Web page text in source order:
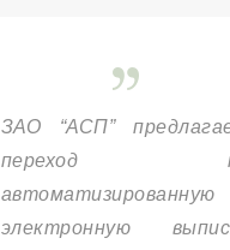
ЗАО “АСП”
переход
автоматизированную
электронную